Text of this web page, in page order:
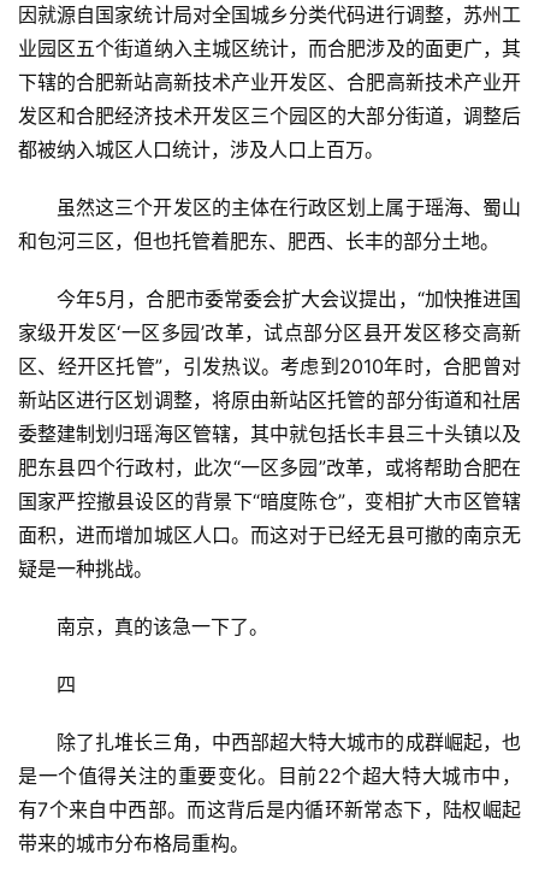
因就源自国家统计局对全国城乡分类代码进行调整，苏州工
业园区五个街道纳入主城区统计，而合肥涉及的面更广，其
下辖的合肥新站高新技术产业开发区、合肥高新技术产业开
发区和合肥经济技术开发区三个园区的大部分街道，调整后
都被纳入城区人口统计，涉及人口上百万。
虽然这三个开发区的主体在行政区划上属于瑶海、蜀山
和包河三区，但也托管着肥东、肥西、长丰的部分土地。
今年5月，合肥市委常委会扩大会议提出，“加快推进国
家级开发区‘一区多园’改革，试点部分区县开发区移交高新
区、经开区托管”，引发热议。考虑到2010年时，合肥曾对
新站区进行区划调整，将原由新站区托管的部分街道和社居
委整建制划归瑶海区管辖，其中就包括长丰县三十头镇以及
肥东县四个行政村，此次“一区多园”改革，或将帮助合肥在
国家严控撤县设区的背景下“暗度陈仓”，变相扩大市区管辖
面积，进而增加城区人口。而这对于已经无县可撤的南京无
疑是一种挑战。
南京，真的该急一下了。
四
除了扎堆长三角，中西部超大特大城市的成群崛起，也
是一个值得关注的重要变化。目前22个超大特大城市中，
有7个来自中西部。而这背后是内循环新常态下，陆权崛起
带来的城市分布格局重构。